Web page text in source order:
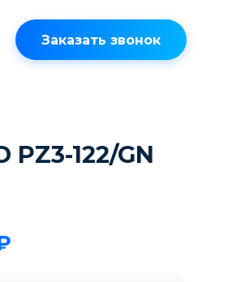
Заказать звонок
122/GN